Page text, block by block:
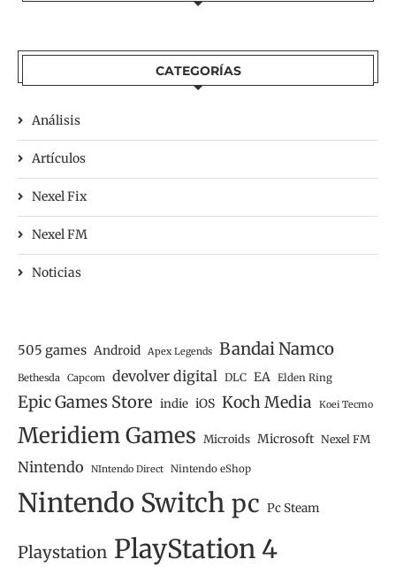
CATEGORÍAS
Análisis
Artículos
Nexel Fix
Nexel FM
Noticias
505 games Android Apex Legends Bandai Namco
Bethesda Capcom devolver digital DLC EA Elden Ring
Epic Games Store indie iOS Koch Media Koei Tecmo
Meridiem Games Microids Microsoft Nexel FM
Nintendo NIntendo Direct Nintendo eShop
Nintendo Switch pc Pc Steam
Playstation PlayStation 4